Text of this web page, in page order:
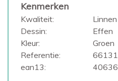
Kenmerken
Kwaliteit:
Linnen
Dessin:
Effen
Kleur:
Groen
Referentie:
ean13: